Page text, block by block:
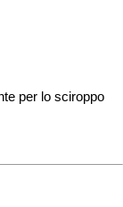
per lo sciroppo